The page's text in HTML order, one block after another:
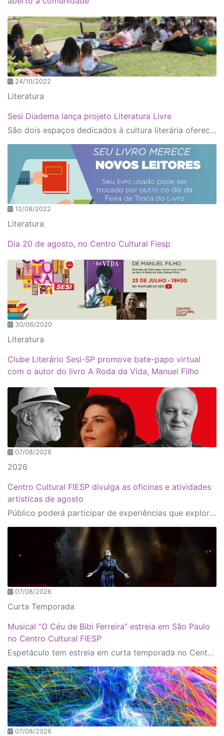
24/10/2022
Literatura
Sesi Diadema lança projeto Literatura Livre
São dois espaços dedicados à cultura literária oferecendo ao público a oportunidade de acesso a diversas obras de maneira gratuita e livre.
12/08/2022
Literatura
Dia 20 de agosto, no Centro Cultural Fiesp
30/06/2020
Literatura
Clube Literário Sesi-SP promove bate-papo virtual
com o autor do livro A Roda da Vida, Manuel Filho
07/08/2026
2026
Centro Cultural FIESP divulga as oficinas e atividades
artísticas de agosto
Público poderá participar de experiências que exploram arte, tecnologia, caricatura e histórias em quadrinhos, conduzidas por artistas e profissionais reconhecidos.
07/08/2026
Curta Temporada
Musical “O Céu de Bibi Ferreira” estreia em São Paulo
no Centro Cultural FIESP
Espetáculo tem estreia em curta temporada no Centro Cultural FIESP, no dia 20 de agosto, às 20h.
07/08/2026